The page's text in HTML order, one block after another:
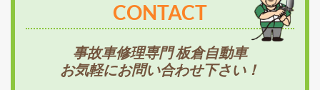
CONTACT
事故車修理専門 板倉自動車
お気軽にお問い合わせ下さい！